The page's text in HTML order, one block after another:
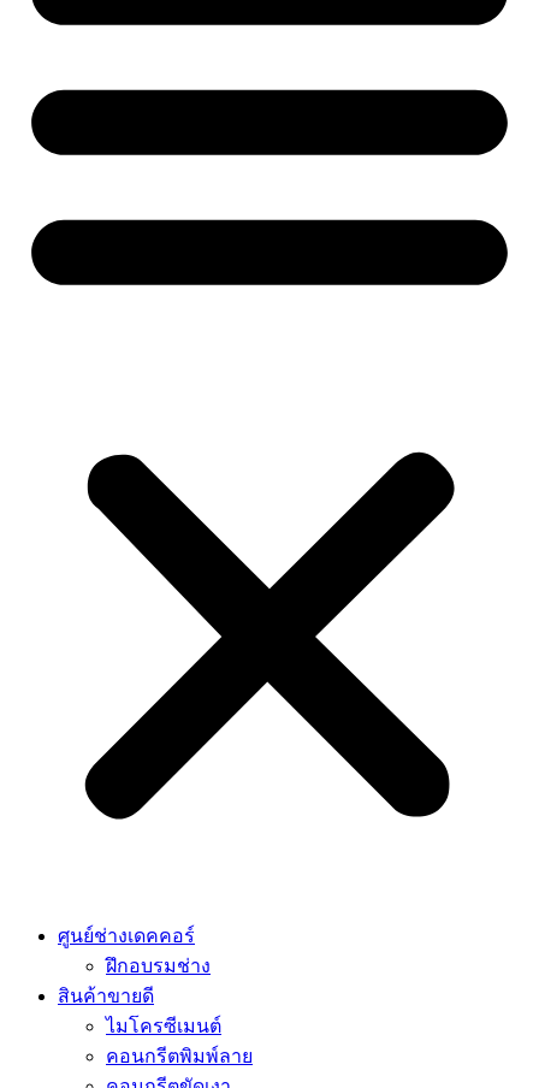
ศูนย์ช่างเดคคอร์
ฝึกอบรมช่าง
สินค้าขายดี
ไมโครซีเมนต์
คอนกรีตพิมพ์ลาย